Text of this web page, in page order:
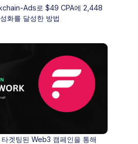
Ads로 $49 CPA에 2,448
화를 달성한 방법
겟팅된 Web3 캠페인을 통해